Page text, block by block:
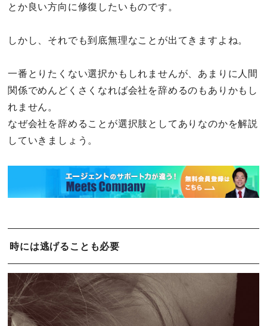
とか良い方向に修復したいものです。
しかし、それでも到底無理なことが出てきますよね。
一番とりたくない選択かもしれませんが、あまりに人間
関係でめんどくさくなれば会社を辞めるのもありかもし
れません。
なぜ会社を辞めることが選択肢としてありなのかを解説
していきましょう。
時には逃げることも必要